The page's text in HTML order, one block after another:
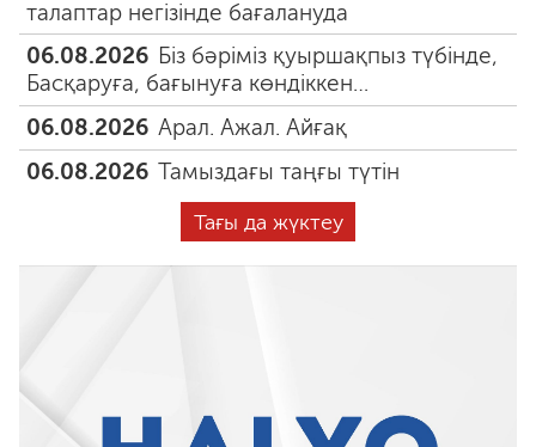
талаптар негізінде бағалануда
06.08.2026 Біз бәріміз қуыршақпыз түбінде,
Басқаруға, бағынуға көндіккен…
06.08.2026 Арал. Ажал. Айғақ
06.08.2026 Тамыздағы таңғы түтін
Тағы да жүктеу